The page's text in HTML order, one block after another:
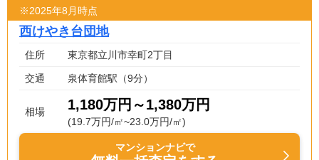
※2025年8月時点
西けやき台団地
住所 東京都立川市幸町2丁目
交通 泉体育館駅（9分）
相場 1,180万円～1,380万円
(19.7万円/㎡~23.0万円/㎡)
マンションナビで